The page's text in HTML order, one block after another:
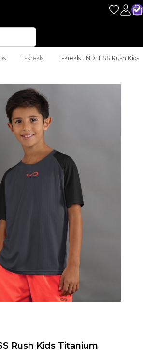
T-krekls
T-krekls ENDLESS Rush Kids
Rush Kids Titanium